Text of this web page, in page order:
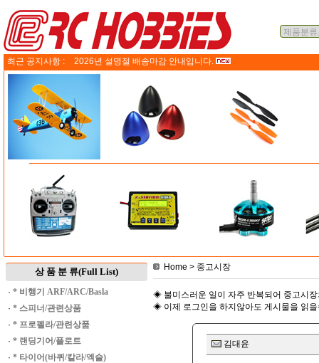
최근 공지사항 : 2026년 설명절 배송마감 안내입니다.
상 품 분 류(Full List)
· * 비행기 ARF/ARC/Basla
· * 스피너/관련상품
· * 프로펠라/관련상품
· * 랜딩기어/플로트
· * 타이어(바퀴/칼라/엑슬)
Home > 중고시장
◈ 불미스러운 일이 자주 반복되어 중고시
◈ 이제 로그인을 하지않아도 게시물을 읽
김대윤